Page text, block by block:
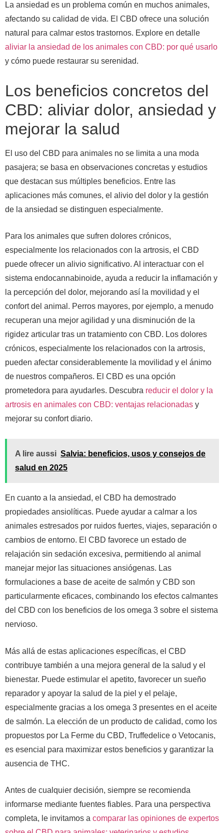
La ansiedad es un problema común en muchos animales,
afectando su calidad de vida. El CBD ofrece una solución
natural para calmar estos trastornos. Explore en detalle
aliviar la ansiedad de los animales con CBD: por qué usarlo
y cómo puede restaurar su serenidad.
Los beneficios concretos del
CBD: aliviar dolor, ansiedad y
mejorar la salud
El uso del CBD para animales no se limita a una moda
pasajera; se basa en observaciones concretas y estudios
que destacan sus múltiples beneficios. Entre las
aplicaciones más comunes, el alivio del dolor y la gestión
de la ansiedad se distinguen especialmente.
Para los animales que sufren dolores crónicos,
especialmente los relacionados con la artrosis, el CBD
puede ofrecer un alivio significativo. Al interactuar con el
sistema endocannabinoide, ayuda a reducir la inflamación y
la percepción del dolor, mejorando así la movilidad y el
confort del animal. Perros mayores, por ejemplo, a menudo
recuperan una mejor agilidad y una disminución de la
rigidez articular tras un tratamiento con CBD. Los dolores
crónicos, especialmente los relacionados con la artrosis,
pueden afectar considerablemente la movilidad y el ánimo
de nuestros compañeros. El CBD es una opción
prometedora para ayudarles. Descubra reducir el dolor y la
artrosis en animales con CBD: ventajas relacionadas y
mejorar su confort diario.
A lire aussi Salvia: beneficios, usos y consejos de
salud en 2025
En cuanto a la ansiedad, el CBD ha demostrado
propiedades ansiolíticas. Puede ayudar a calmar a los
animales estresados por ruidos fuertes, viajes, separación o
cambios de entorno. El CBD favorece un estado de
relajación sin sedación excesiva, permitiendo al animal
manejar mejor las situaciones ansiógenas. Las
formulaciones a base de aceite de salmón y CBD son
particularmente eficaces, combinando los efectos calmantes
del CBD con los beneficios de los omega 3 sobre el sistema
nervioso.
Más allá de estas aplicaciones específicas, el CBD
contribuye también a una mejora general de la salud y el
bienestar. Puede estimular el apetito, favorecer un sueño
reparador y apoyar la salud de la piel y el pelaje,
especialmente gracias a los omega 3 presentes en el aceite
de salmón. La elección de un producto de calidad, como los
propuestos por La Ferme du CBD, Truffedelice o Vetocanis,
es esencial para maximizar estos beneficios y garantizar la
ausencia de THC.
Antes de cualquier decisión, siempre se recomienda
informarse mediante fuentes fiables. Para una perspectiva
completa, le invitamos a comparar las opiniones de expertos